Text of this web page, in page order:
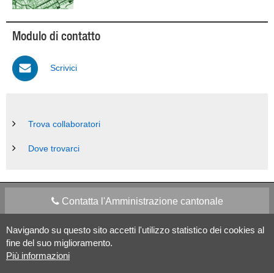
Navigando su questo sito accetti l'utilizzo statistico dei cookies al
fine del suo miglioramento.
Più informazioni
Modulo di contatto
Scrivici
Trova collaboratori
Dove trovarci
Contatta l'Amministrazione cantonale
Apps Mobile Social media